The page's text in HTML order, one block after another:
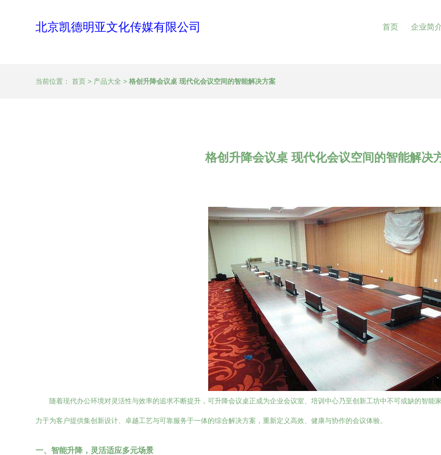
北京凯德明亚文化传媒有限公司 首页 企业简
当前位置： 首页 > 产品大全 > 格创升降会议桌 现代化会议空间的智能解决方案
格创升降会议桌 现代化会议空间的智能解决
随着现代办公环境对灵活性与效率的追求不断提升，可升降会议桌正成为企业会议室、培训中心乃至创新工坊中不可或缺的智能
力于为客户提供集创新设计、卓越工艺与可靠服务于一体的综合解决方案，重新定义高效、健康与协作的会议体验。
一、智能升降，灵活适应多元场景